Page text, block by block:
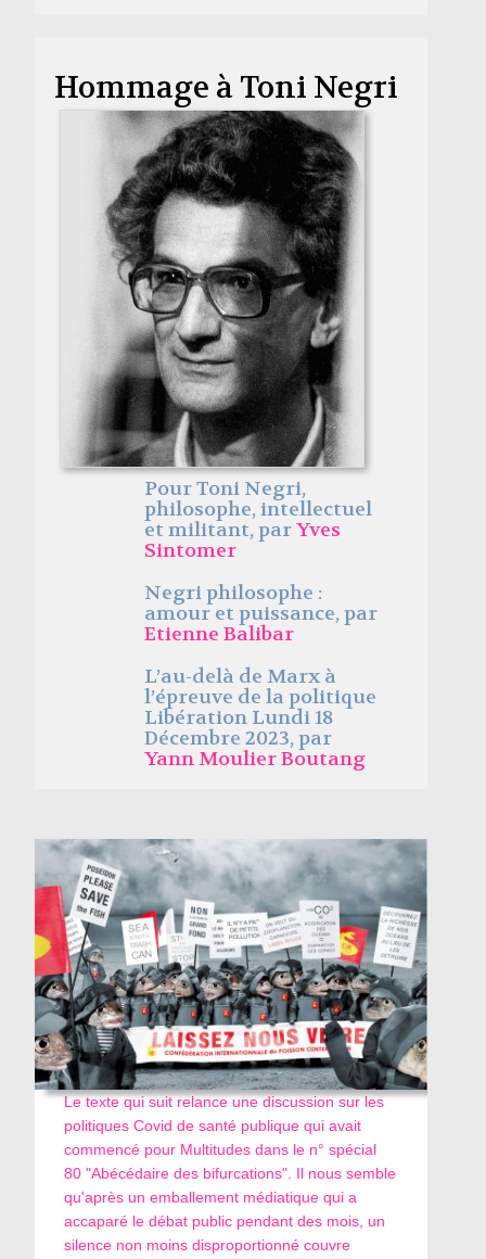
Hommage à Toni Negri
Pour Toni Negri,
philosophe, intellectuel
et militant, parYves
Sintomer
Negri philosophe :
amour et puissance, par
Etienne Balibar
L’au-delà de Marx à
l’épreuve de la politique
Libération Lundi 18
Décembre 2023, par
Yann Moulier Boutang
Le texte qui suit relance une discussion sur les
politiques Covid de santé publique qui avait
commencé pour Multitudes dans le n° spécial
80 "Abécédaire des bifurcations". Il nous semble
qu'après un emballement médiatique qui a
accaparé le débat public pendant des mois, un
silence non moins disproportionné couvre